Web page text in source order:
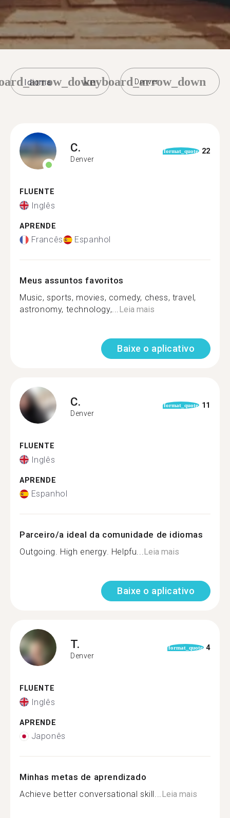
Denver
keyboard_arrow_down
C.
Denver
format_quote 22
FLUENTE
Inglês
APRENDE
Francês Espanhol
Meus assuntos favoritos
Music, sports, movies, comedy, chess, travel,
astronomy, technology,...Leia mais
Baixe o aplicativo
C.
Denver
format_quote 11
FLUENTE
Inglês
APRENDE
Espanhol
Parceiro/a ideal da comunidade de idiomas
Outgoing. High energy. Helpfu...Leia mais
Baixe o aplicativo
T.
Denver
format_quote 4
FLUENTE
Inglês
APRENDE
Japonês
Minhas metas de aprendizado
Achieve better conversational skill...Leia mais